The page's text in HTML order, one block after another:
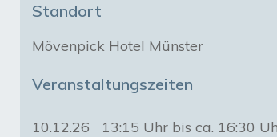
Standort
Mövenpick Hotel Münster
Veranstaltungszeiten
10.12.26 13:15 Uhr bis ca. 16:30